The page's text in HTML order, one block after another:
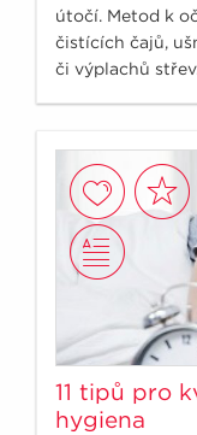
útočí. Metod k
čistících čajů,
či výplachů
počet článku,
rukou, tedy
11 tipů pro
hygiena